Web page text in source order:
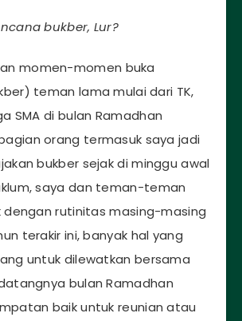
bukber, Lur?
momen-momen buka
teman lama mulai dari TK,
SMA di bulan Ramadhan
orang termasuk saya jadi
bukber sejak di minggu awal
saya dan teman-teman
dengan rutinitas masing-masing
terakir ini, banyak hal yang
untuk dilewatkan bersama
bulan Ramadhan
baik untuk reunian atau